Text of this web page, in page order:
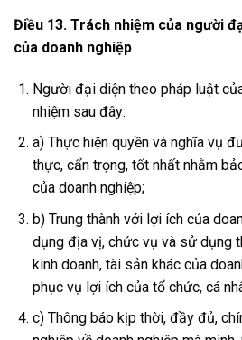
Điều 13. Trách nhiệm của người
của doanh nghiệp
Người đại diện theo pháp luật
nhiệm sau đây:
a) Thực hiện quyền và nghĩa vụ
thực, cẩn trọng, tốt nhất nhằm
của doanh nghiệp;
b) Trung thành với lợi ích của
dụng địa vị, chức vụ và sử dụng
kinh doanh, tài sản khác của
phục vụ lợi ích của tổ chức, cá
c) Thông báo kịp thời, đầy đủ,